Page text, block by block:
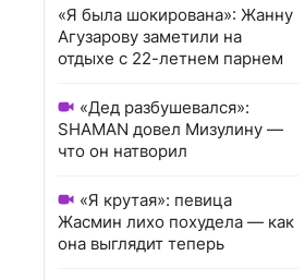
«Я была шокирована»: Жанну
Агузарову заметили на
отдыхе с 22-летнем парнем
«Дед разбушевался»:
SHAMAN довел Мизулину —
что он натворил
«Я крутая»: певица
Жасмин лихо похудела — как
она выглядит теперь